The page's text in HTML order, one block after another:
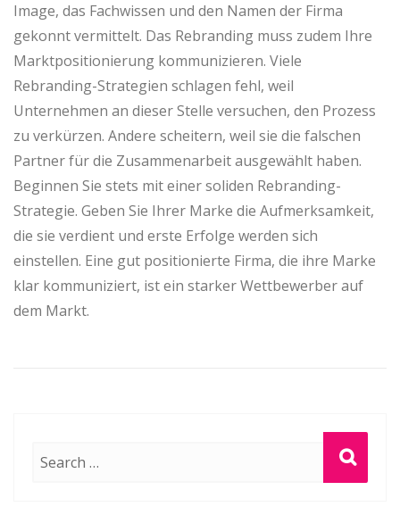
Image, das Fachwissen und den Namen der Firma
gekonnt vermittelt. Das Rebranding muss zudem Ihre
Marktpositionierung kommunizieren. Viele
Rebranding-Strategien schlagen fehl, weil
Unternehmen an dieser Stelle versuchen, den Prozess
zu verkürzen. Andere scheitern, weil sie die falschen
Partner für die Zusammenarbeit ausgewählt haben.
Beginnen Sie stets mit einer soliden Rebranding-
Strategie. Geben Sie Ihrer Marke die Aufmerksamkeit,
die sie verdient und erste Erfolge werden sich
einstellen. Eine gut positionierte Firma, die ihre Marke
klar kommuniziert, ist ein starker Wettbewerber auf
dem Markt.
navigation
Next